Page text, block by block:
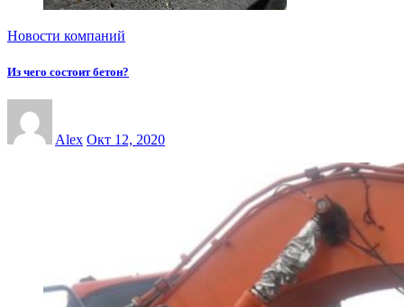
Новости компаний
Из чего состоит бетон?
Alex Окт 12, 2020